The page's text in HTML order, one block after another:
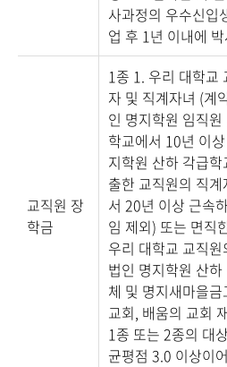
사과정의 우수신입
업 후 1년 이내에
교직원 장
학금
1종 1. 우리 대학교
자 및 직계자녀 (계
인 명지학원 임직
학교에서 10년 이
지학원 산하 각급
출한 교직원의 직
서 20년 이상 근속
임 제외) 또는 면직
우리 대학교 교직
법인 명지학원 산
체 및 명지새마을
교회, 배움의 교회
1종 또는 2종의 대
균평점 3.0 이상이